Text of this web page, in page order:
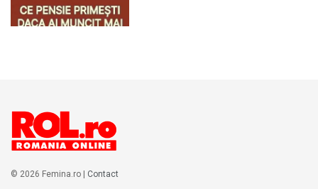
© 2026 Femina.ro | Contact